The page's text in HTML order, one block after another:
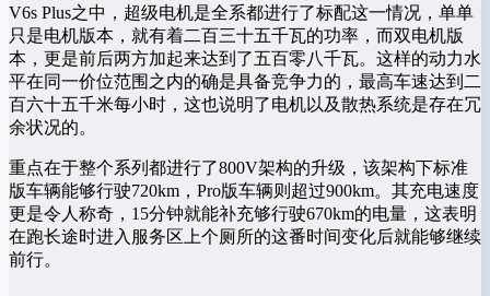
V6s Plus之中，超级电机是全系都进行了标配这一情况，单单
只是电机版本，就有着二百三十五千瓦的功率，而双电机版
本，更是前后两方加起来达到了五百零八千瓦。这样的动力水
平在同一价位范围之内的确是具备竞争力的，最高车速达到二
百六十五千米每小时，这也说明了电机以及散热系统是存在冗
余状况的。
重点在于整个系列都进行了800V架构的升级，该架构下标准
版车辆能够行驶720km，Pro版车辆则超过900km。其充电速度
更是令人称奇，15分钟就能补充够行驶670km的电量，这表明
在跑长途时进入服务区上个厕所的这番时间变化后就能够继续
前行。